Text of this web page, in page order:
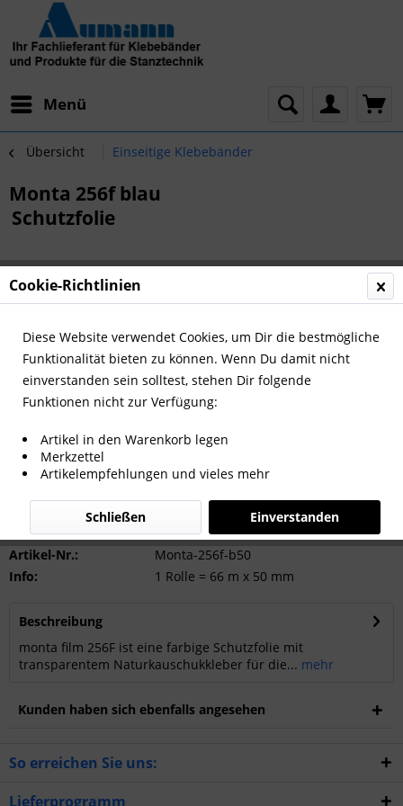
Menü
Übersicht Einseitige Klebebänder
Monta 256f blau
Schutzfolie
Anfragen
Artikel-Nr.:
Monta-256f-b50
Info:
1 Rolle = 66 m x 50 mm
Beschreibung
monta film 256F ist eine farbige Schutzfolie mit
transparentem Naturkauschukkleber für die... mehr
Kunden haben sich ebenfalls angesehen
So erreichen Sie uns:
Lieferprogramm
Cookie-Richtlinien
Diese Website verwendet Cookies, um Dir die bestmögliche
Funktionalität bieten zu können. Wenn Du damit nicht
einverstanden sein solltest, stehen Dir folgende
Funktionen nicht zur Verfügung:
Artikel in den Warenkorb legen
Merkzettel
Artikelempfehlungen und vieles mehr
Einverstanden
Schließen